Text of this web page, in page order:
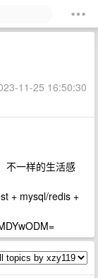
11-25 16:50:30
不一样的生活感
+ mysql/redis +